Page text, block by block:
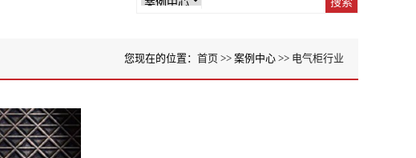
您现在的位置： 首页 >> 案例中心 >> 电气柜行业